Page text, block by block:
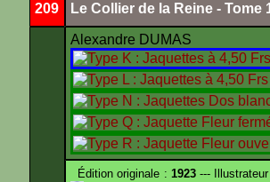
209 Le Collier de la Reine - Tome
Alexandre DUMAS
Édition originale : 1923--- Illustrateur